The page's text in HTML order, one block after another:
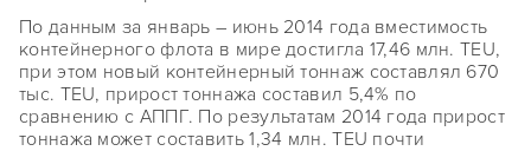
По данным за январь – июнь 2014 года вместимость
контейнерного флота в мире достигла 17,46 млн. TEU,
при этом новый контейнерный тоннаж составлял 670
тыс. TEU, прирост тоннажа составил 5,4% по
сравнению с АППГ. По результатам 2014 года прирост
тоннажа может составить 1,34 млн. TEU почти